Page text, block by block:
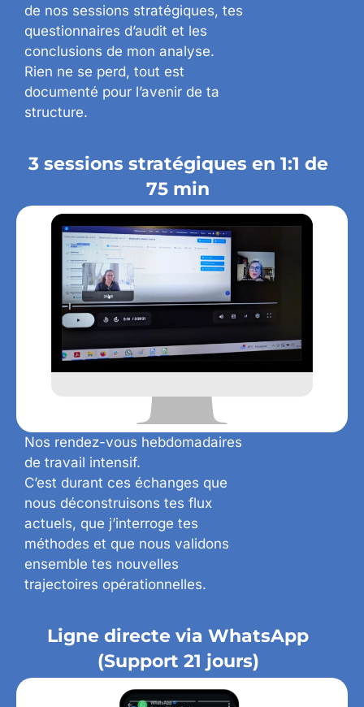
de nos sessions stratégiques, tes
questionnaires d’audit et les
conclusions de mon analyse.
Rien ne se perd, tout est
documenté pour l’avenir de ta
structure.
3 sessions stratégiques en 1:1 de
75 min
Nos rendez-vous hebdomadaires
de travail intensif.
C’est durant ces échanges que
nous déconstruisons tes flux
actuels, que j’interroge tes
méthodes et que nous validons
ensemble tes nouvelles
trajectoires opérationnelles.
Ligne directe via WhatsApp
(Support 21 jours)